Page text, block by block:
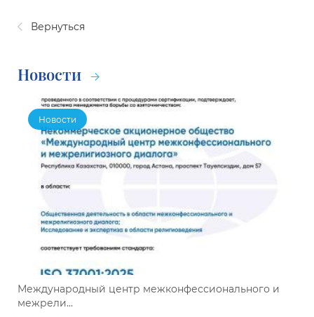
Вернуться
Новости
Новости
Международный центр межконфессионального и
межрели...